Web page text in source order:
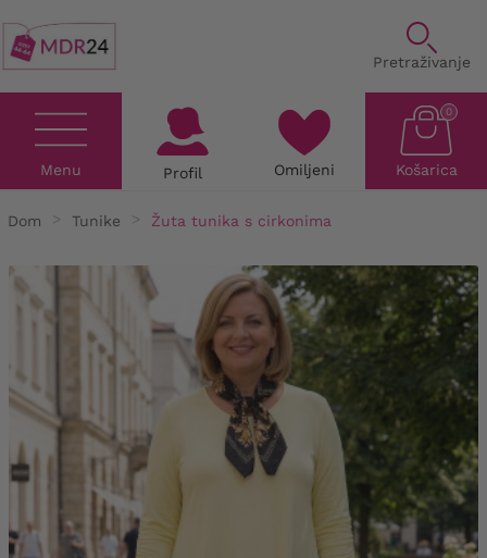
Pretraživanje
Menu Profil Omiljeni Košarica
0
Dom Tunike Žuta tunika s cirkonima